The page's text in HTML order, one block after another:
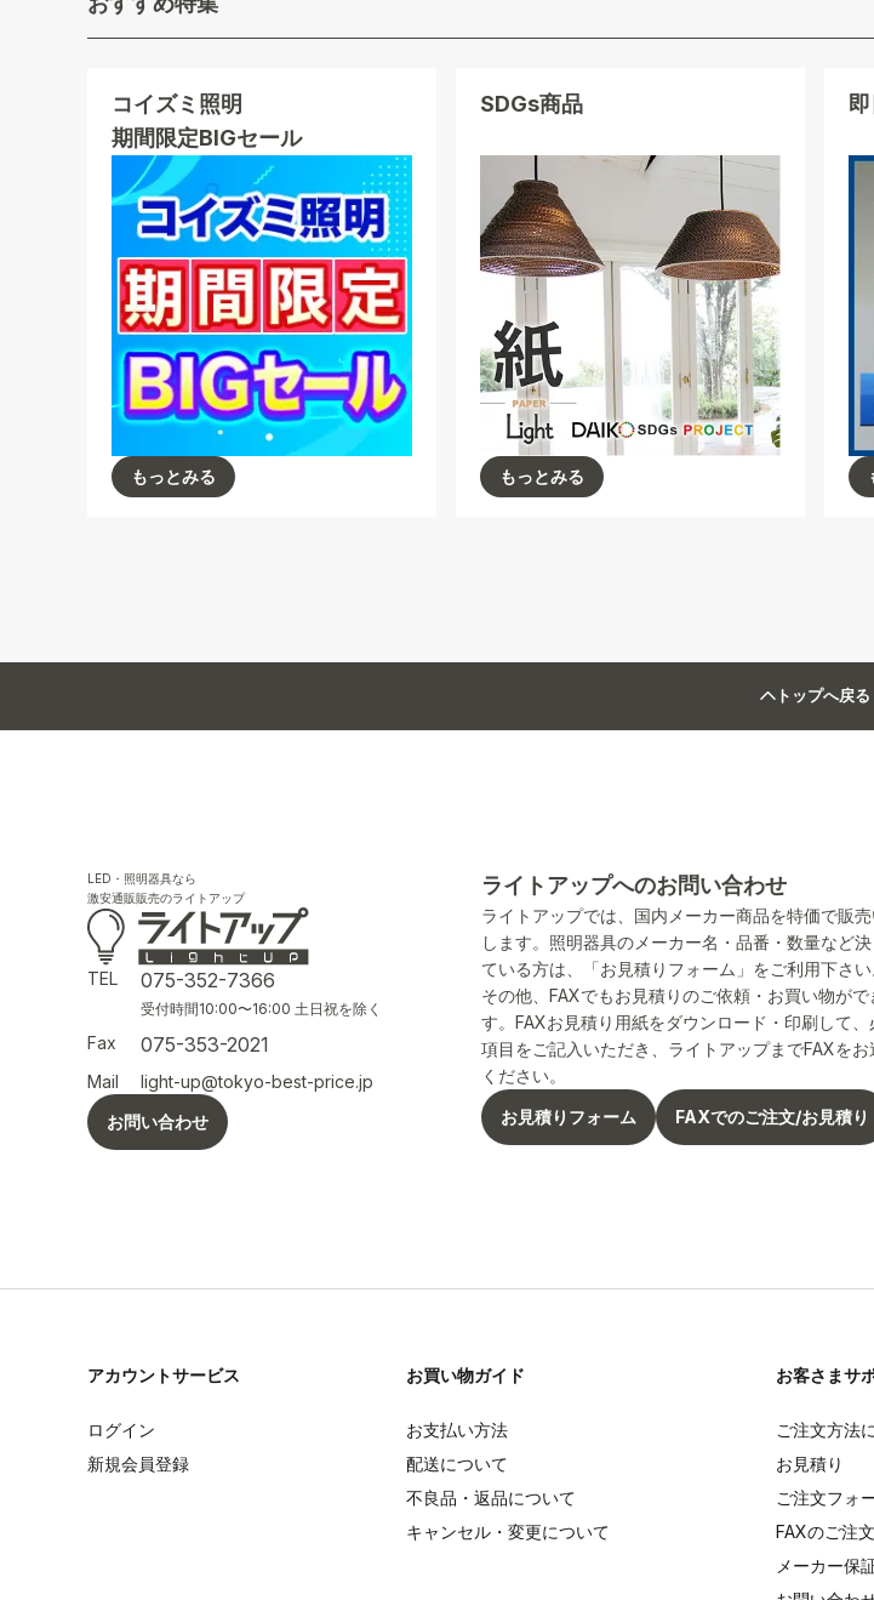
コイズミ照明
期間限定BIGセール
もっとみる
SDGs商品
もっとみる
トップへ戻る
LED・照明器具なら
激安通販販売のライトアップ
TEL 075-352-7366
受付時間10:00〜16:00 土日祝を除く
Fax 075-353-2021
Mail
light-up@tokyo-best-price.jp
お問い合わせ
ライトアップへのお問い合わせ
ライトアップでは、国内メーカー商品を特価で販売
します。照明器具のメーカー名・品番・数量など決
ている方は、「お見積りフォーム」をご利用下さい
その他、FAXでもお見積りのご依頼・お買い物がで
す。FAXお見積り用紙をダウンロード・印刷して、
項目をご記入いただき、ライトアップまでFAXをお
ください。
お見積りフォーム
FAXでのご注文/お見積り
アカウントサービス
ログイン
新規会員登録
お買い物ガイド
お支払い方法
配送について
不良品・返品について
キャンセル・変更について
お客さまサ
ご注文方法
お見積り
ご注文フォ
FAXのご注
メーカー保